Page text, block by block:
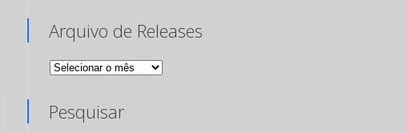
Arquivo de Releases
Arquivo
Pesquisar